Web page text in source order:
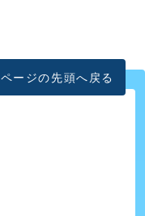
ページの先頭へ戻る